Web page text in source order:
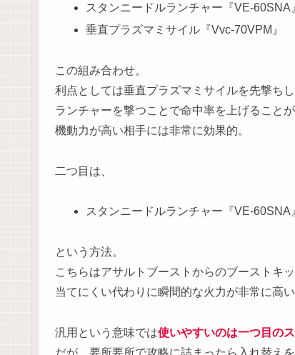
スタンニードルランチャー『VE-60SNA
垂直プラズマミサイル『Vvc-70VPM』
この組み合わせ。
利点としては垂直プラズマミサイルを先撃ち
ランチャーを撃つことで命中率を上げることが
機動力が高い相手には非常に効果的。
二つ目は、
スタンニードルランチャー『VE-60SNA
という方法。
こちらはアサルトブーストからのブーストキ
当てにくい代わりに瞬間的な火力が非常に高い
汎用という意味では使いやすいのは一つ目の
だが、要所要所で攻略に詰まったら入れ替えを